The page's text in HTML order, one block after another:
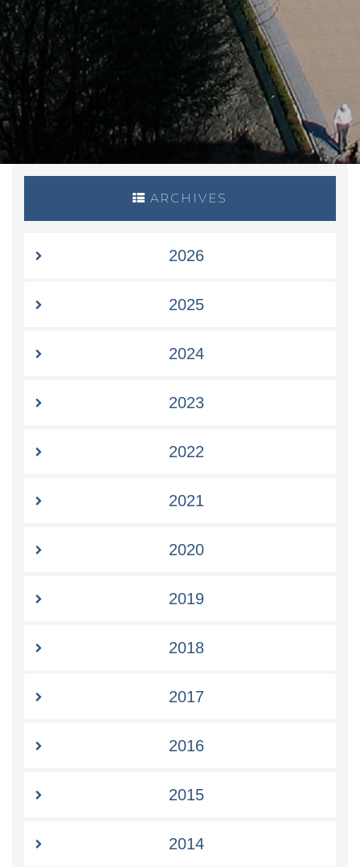
ARCHIVES
2026
2025
2024
2023
2022
2021
2020
2019
2018
2017
2016
2015
2014